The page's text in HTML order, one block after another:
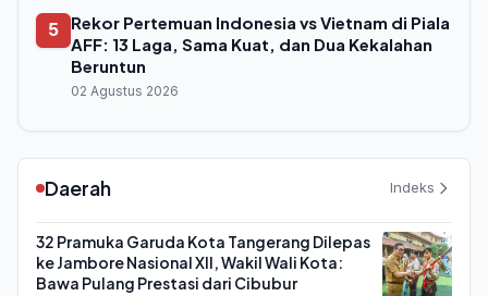
5
Rekor Pertemuan Indonesia vs Vietnam di Piala
AFF: 13 Laga, Sama Kuat, dan Dua Kekalahan
Beruntun
02 Agustus 2026
Daerah Indeks
32 Pramuka Garuda Kota Tangerang Dilepas
ke Jambore Nasional XII, Wakil Wali Kota:
Bawa Pulang Prestasi dari Cibubur